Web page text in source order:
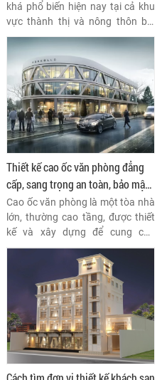
khá phổ biến hiện nay tại cả khu
vực thành thị và nông thôn bởi
kiến trúc đơn giản nhưng không
kém phần hiện đại.
Thiết kế cao ốc văn phòng đẳng
cấp, sang trọng an toàn, bảo mật
cao
Cao ốc văn phòng là một tòa nhà
lớn, thường cao tầng, được thiết
kế và xây dựng để cung cấp
không gian làm việc cho nhiều
doanh nghiệp, công ty và tổ chức
khác nhau. Các cao ốc văn phòng
thường nằm ở các khu vực trung
tâm thành phố hoặc khu đô thị
phát triển, nơi có nhiều dịch vụ
tiện ích và giao thông thuận lợi